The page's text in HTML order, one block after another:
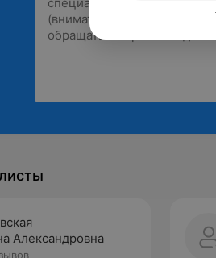
Александровна